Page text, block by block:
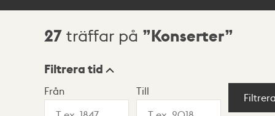
Sökresultat
27 träffar på Konserter
Visningsläge
Filtrera tid
Från Till